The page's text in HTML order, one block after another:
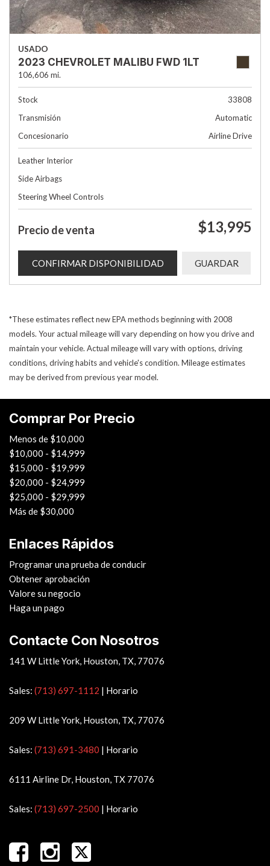
USADO
2023 CHEVROLET MALIBU FWD 1LT
106,606 mi.
Stock
33808
Transmisión
Automatic
Concesionario
Airline Drive
Leather Interior
Side Airbags
Steering Wheel Controls
Precio de venta $13,995
CONFIRMAR DISPONIBILIDAD GUARDAR
*These estimates reflect new EPA methods beginning with 2008
models. Your actual mileage will vary depending on how you drive and
maintain your vehicle. Actual mileage will vary with options, driving
conditions, driving habits and vehicle's condition. Mileage estimates
may be derived from previous year model.
Comprar Por Precio
Menos de $10,000
$10,000 - $14,999
$15,000 - $19,999
$20,000 - $24,999
$25,000 - $29,999
Más de $30,000
Enlaces Rápidos
Programar una prueba de conducir
Obtener aprobación
Valore su negocio
Haga un pago
Contacte Con Nosotros
141 W Little York, Houston, TX, 77076
Sales: (713) 697-1112 | Horario
209 W Little York, Houston, TX, 77076
Sales: (713) 691-3480 | Horario
6111 Airline Dr, Houston, TX 77076
Sales: (713) 697-2500 | Horario